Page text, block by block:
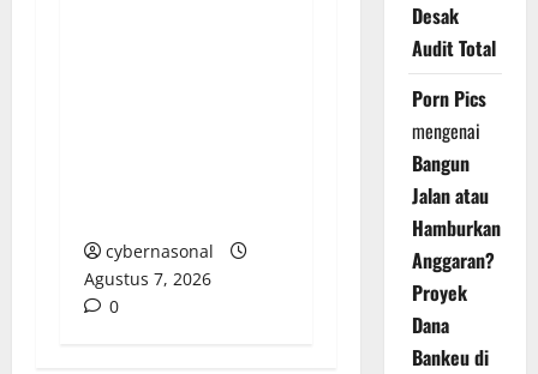
cybernasonal
Agustus 7, 2026
0
Desak
Audit Total
Porn Pics
mengenai
Bangun
Jalan atau
Hamburkan
Anggaran?
Proyek
Dana
Bankeu di